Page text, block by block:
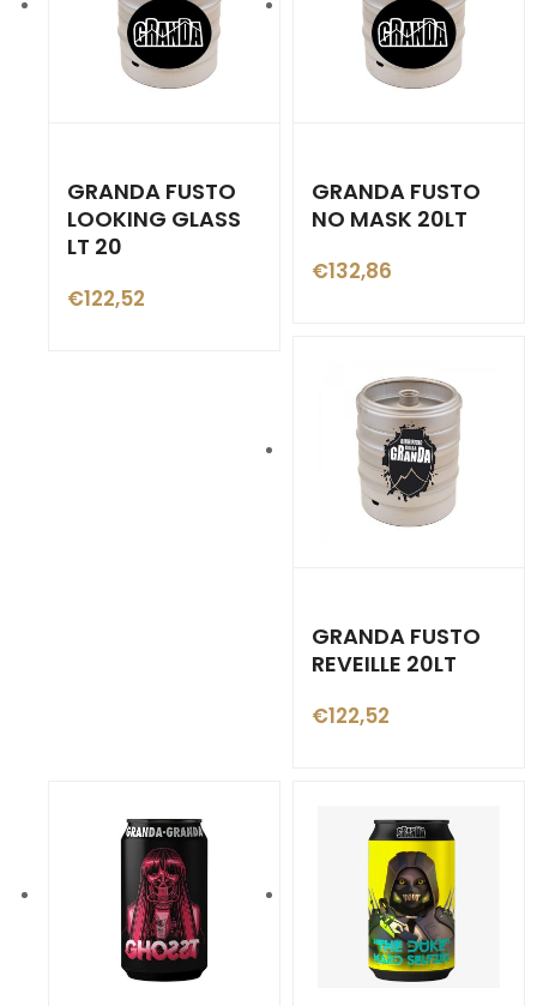
GRANDA FUSTO
LOOKING GLASS
LT 20
€122,52
GRANDA FUSTO
NO MASK 20LT
€132,86
GRANDA FUSTO
REVEILLE 20LT
€122,52